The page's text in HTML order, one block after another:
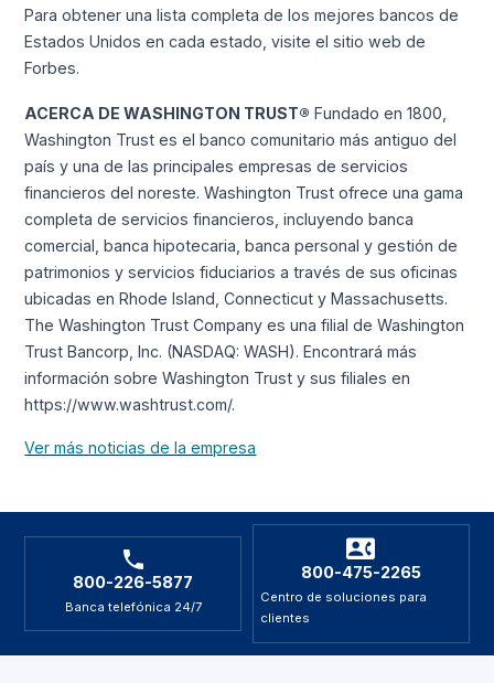
Para obtener una lista completa de los mejores bancos de
Estados Unidos en cada estado, visite el sitio web de
Forbes.
ACERCA DE WASHINGTON TRUST® Fundado en 1800,
Washington Trust es el banco comunitario más antiguo del
país y una de las principales empresas de servicios
financieros del noreste. Washington Trust ofrece una gama
completa de servicios financieros, incluyendo banca
comercial, banca hipotecaria, banca personal y gestión de
patrimonios y servicios fiduciarios a través de sus oficinas
ubicadas en Rhode Island, Connecticut y Massachusetts.
The Washington Trust Company es una filial de Washington
Trust Bancorp, Inc. (NASDAQ: WASH). Encontrará más
información sobre Washington Trust y sus filiales en
https://www.washtrust.com/.
Ver más noticias de la empresa
800-226-5877
Banca telefónica 24/7
800-475-2265
Centro de soluciones para
clientes